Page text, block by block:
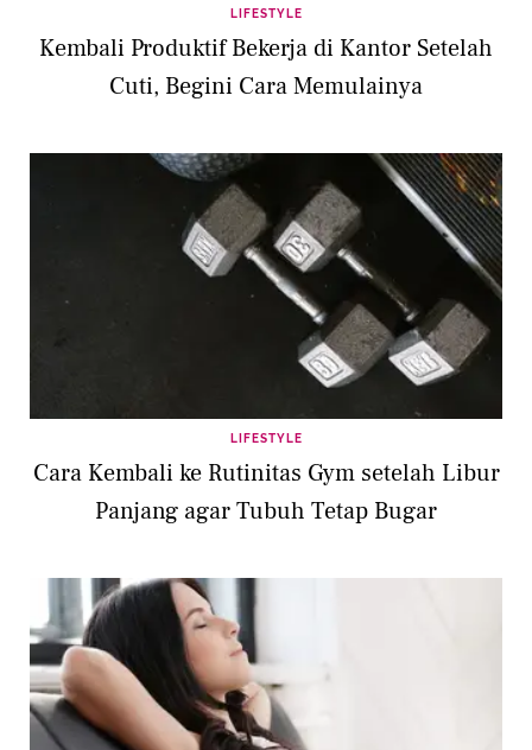
LIFESTYLE
Kembali Produktif Bekerja di Kantor Setelah
Cuti, Begini Cara Memulainya
LIFESTYLE
Cara Kembali ke Rutinitas Gym setelah Libur
Panjang agar Tubuh Tetap Bugar